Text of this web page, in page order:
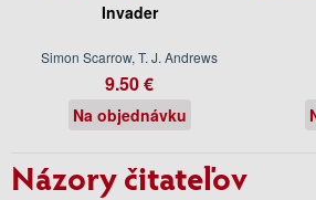
Invader
Simon Scarrow, T. J. Andrews
9.50 €
Na objednávku
Názory čitateľov